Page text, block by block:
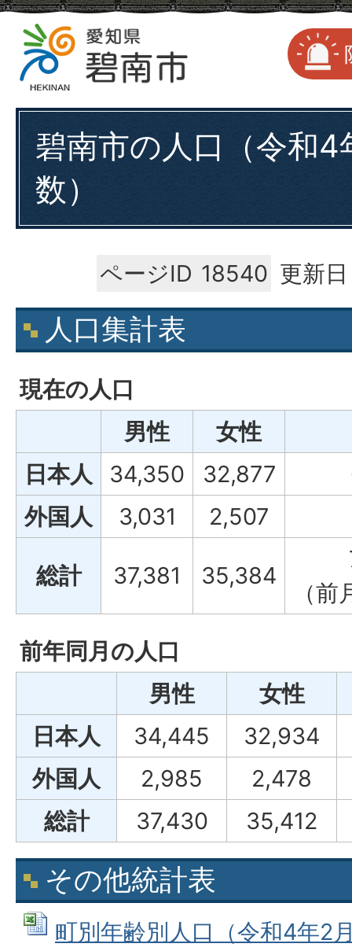
碧南市の人口（令和
数）
ページID 18540 更新
人口集計表
現在の人口
男性
女性
日本人
34,350 32,877
外国人
3,031 2,507
総計 37,381 35,384
（
前年同月の人口
男性
女性
日本人
34,445
32,934
外国人
2,985
2,478
総計
37,430 35,412
その他統計表
町別年齢別人口（令和4年2